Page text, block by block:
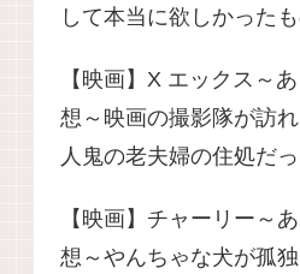
して本当に欲しかった
【映画】X エックス～
想～映画の撮影隊が訪
人鬼の老夫婦の住処だ
【映画】チャーリー～
想～やんちゃな犬が孤